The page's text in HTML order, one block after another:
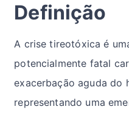
Definição
A crise tireotóxica é
potencialmente fatal
exacerbação aguda do
representando uma